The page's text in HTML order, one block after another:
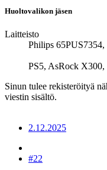
Huoltovalikon jäsen
Laitteisto
Philips
PS5, AsRock X300,
Sinun tulee rekisteröityä
viestin sisältö.
2.12.2025
#22